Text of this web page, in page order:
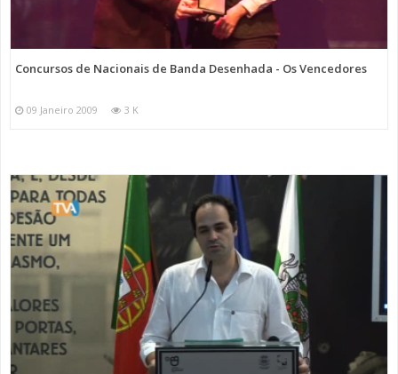
Concursos de Nacionais de Banda Desenhada - Os Vencedores
09 Janeiro 2009 3 K